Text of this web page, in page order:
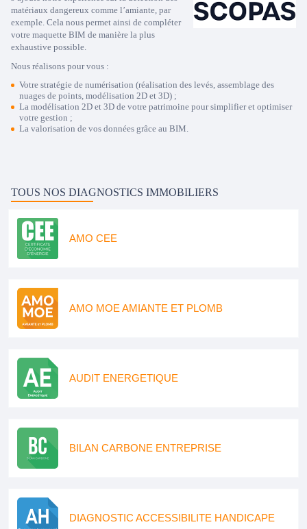
matériaux dangereux comme l’amiante, par
exemple. Cela nous permet ainsi de compléter
votre maquette BIM de manière la plus
exhaustive possible.
Nous réalisons pour vous :
Votre stratégie de numérisation (réalisation des levés, assemblage des
nuages de points, modélisation 2D et 3D) ;
La modélisation 2D et 3D de votre patrimoine pour simplifier et optimiser
votre gestion ;
La valorisation de vos données grâce au BIM.
TOUS NOS DIAGNOSTICS IMMOBILIERS
AMO CEE
AMO MOE AMIANTE ET PLOMB
AUDIT ENERGETIQUE
BILAN CARBONE ENTREPRISE
DIAGNOSTIC ACCESSIBILITE HANDICAPE